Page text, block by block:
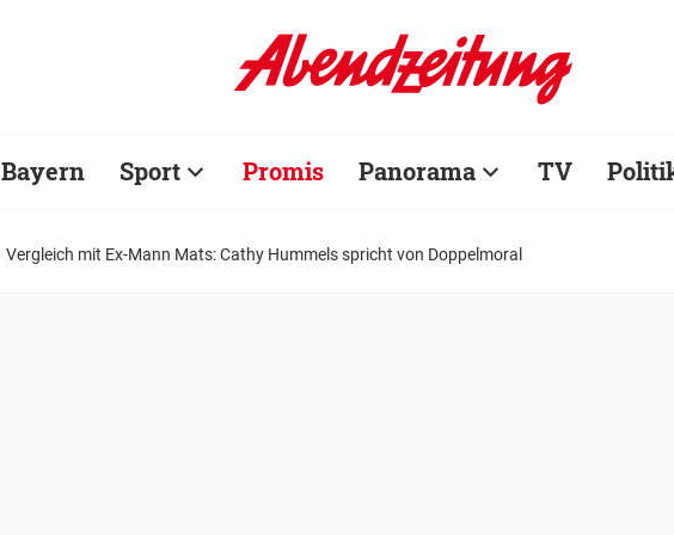
Bayern Sport Promis Panorama TV
Vergleich mit Ex-Mann Mats: Cathy Hummels spricht von Doppelmoral